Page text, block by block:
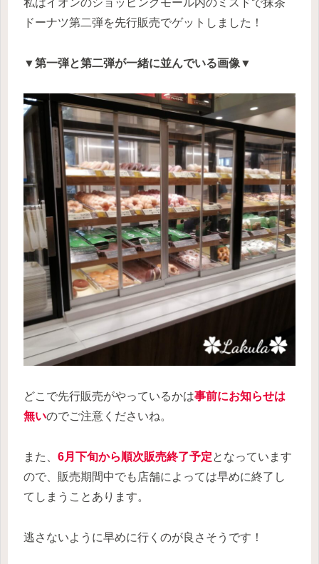
ドーナツ第二弾を先行販売でゲットしました！
▼第一弾と第二弾が一緒に並んでいる画像▼
どこで先行販売がやっているかは事前にお知らせは
無いのでご注意くださいね。
また、 6月下旬から順次販売終了予定となっています
ので、販売期間中でも店舗によっては早めに終了し
てしまうことあります。
逃さないように早めに行くのが良さそうです！